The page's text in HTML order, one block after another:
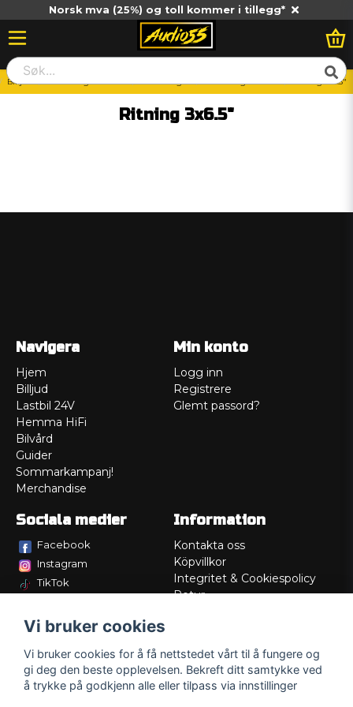
Norsk mva (25%) og toll kommer i tillegg*
Billjud Monteringstillbehör Lådritningar Lådritning baslåda Ritning 3x6.5"
Ritning 3x6.5"
Navigera
Hjem
Billjud
Lastbil 24V
Hemma HiFi
Bilvård
Guider
Sommarkampanj!
Merchandise
Min konto
Logg inn
Registrere
Glemt passord?
Sociala medier
Facebook
Instagram
TikTok
Information
Kontakta oss
Köpvillkor
Integritet & Cookiespolicy
Retur
Lådritning
Om oss
Vi bruker cookies
Vi bruker cookies for å få nettstedet vårt til å fungere og
gi deg den beste opplevelsen. Bekreft ditt samtykke ved
å trykke på godkjenn alle eller tilpass via innstillinger